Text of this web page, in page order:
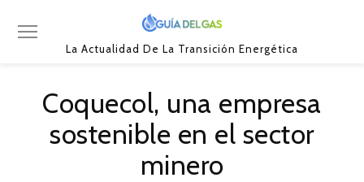
La Actualidad De La Transición Energética
Coquecol, una empresa
sostenible en el sector
minero